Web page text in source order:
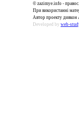
© zazimye.info -
При використанні
Автор проекту диякон
Developed by web-